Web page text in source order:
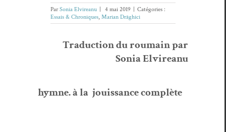
ParSonia Elvireanu 4 mai 2019
Catégories :
Essais & Chroniques, Marian Drăghici
Tra­duc­tion du roumain par
Sonia Elvireanu
hymne. à la jouis­sance complète